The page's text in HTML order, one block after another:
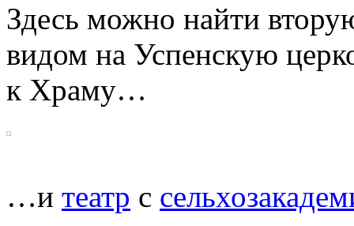
Здесь можно найти
видом на Успенскую
к Храму…
…и театр с